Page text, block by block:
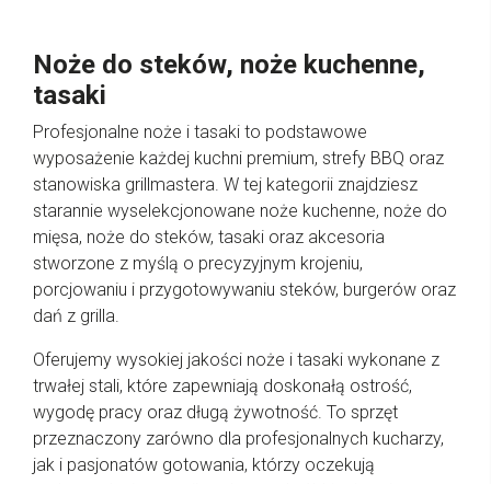
Noże do steków, noże kuchenne,
tasaki
Profesjonalne noże i tasaki to podstawowe
wyposażenie każdej kuchni premium, strefy BBQ oraz
stanowiska grillmastera. W tej kategorii znajdziesz
starannie wyselekcjonowane noże kuchenne, noże do
mięsa, noże do steków, tasaki oraz akcesoria
stworzone z myślą o precyzyjnym krojeniu,
porcjowaniu i przygotowywaniu steków, burgerów oraz
dań z grilla.
Oferujemy wysokiej jakości noże i tasaki wykonane z
trwałej stali, które zapewniają doskonałą ostrość,
wygodę pracy oraz długą żywotność. To sprzęt
przeznaczony zarówno dla profesjonalnych kucharzy,
jak i pasjonatów gotowania, którzy oczekują